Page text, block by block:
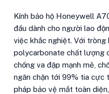
Kính bảo hộ Honeywell
đầu dành cho người lao
việc khắc nghiệt. Với
polycarbonate chất lượng
chống va đập mạnh mẽ,
ngăn chặn tới 99% tia cực
pháp bảo vệ mắt toàn